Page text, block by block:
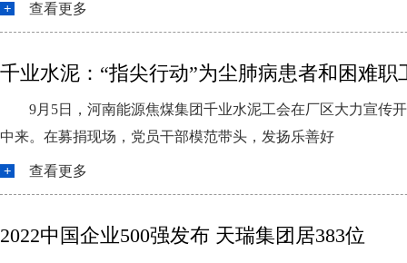
查看更多
千业水泥：“指尖行动”为尘肺病患者和困难职
9月5日，河南能源焦煤集团千业水泥工会在厂区大力宣传
中来。在募捐现场，党员干部模范带头，发扬乐善好
查看更多
2022中国企业500强发布 天瑞集团居383位